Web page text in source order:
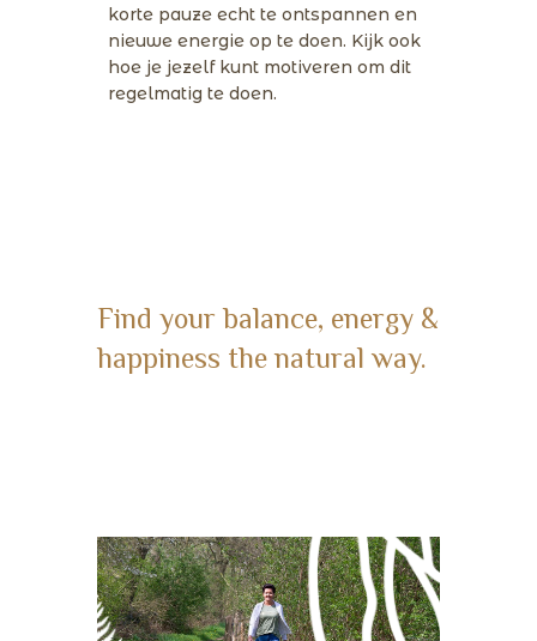
korte pauze echt te ontspannen en
nieuwe energie op te doen. Kijk ook
hoe je jezelf kunt motiveren om dit
regelmatig te doen.
Find your balance, energy &
happiness the natural way.